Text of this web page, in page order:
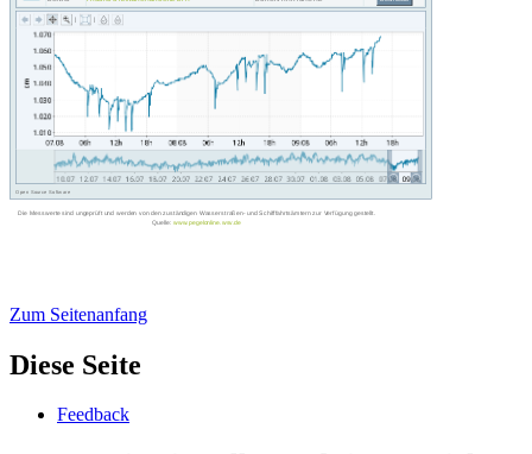
Zum Seitenanfang
Diese Seite
Feed­back